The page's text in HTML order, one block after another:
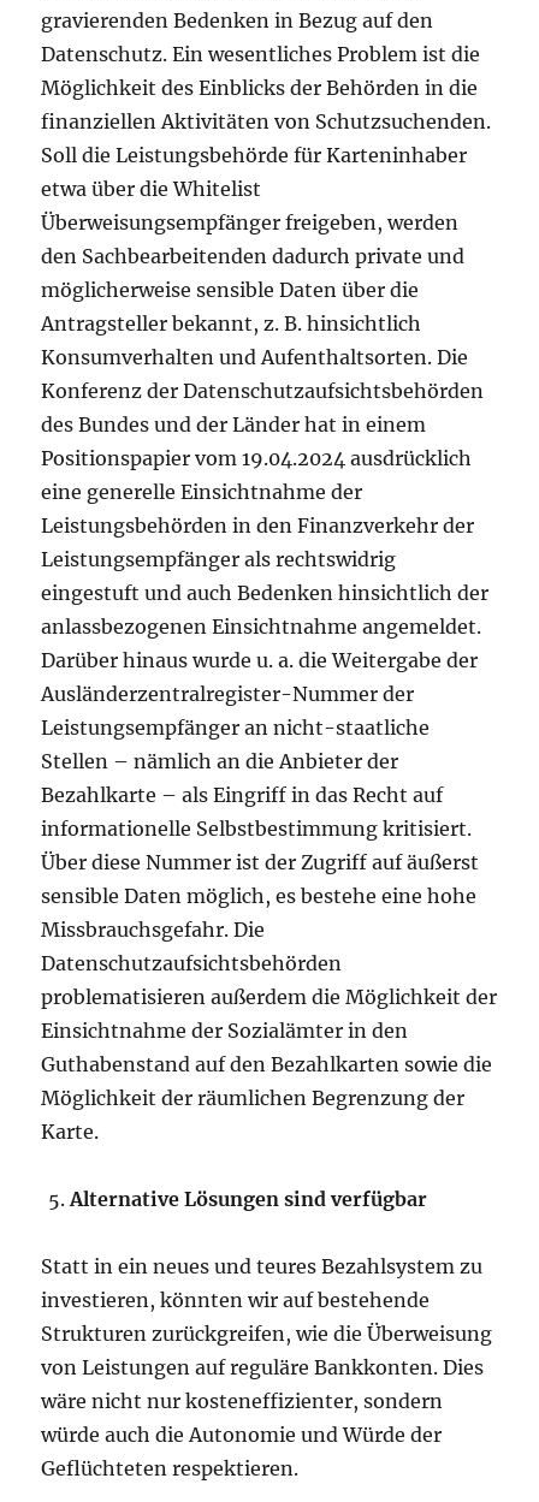
gravierenden Bedenken in Bezug auf den
Datenschutz. Ein wesentliches Problem ist die
Möglichkeit des Einblicks der Behörden in die
finanziellen Aktivitäten von Schutzsuchenden.
Soll die Leistungsbehörde für Karteninhaber
etwa über die Whitelist
Überweisungsempfänger freigeben, werden
den Sachbearbeitenden dadurch private und
möglicherweise sensible Daten über die
Antragsteller bekannt, z. B. hinsichtlich
Konsumverhalten und Aufenthaltsorten. Die
Konferenz der Datenschutzaufsichtsbehörden
des Bundes und der Länder hat in einem
Positionspapier vom 19.04.2024 ausdrücklich
eine generelle Einsichtnahme der
Leistungsbehörden in den Finanzverkehr der
Leistungsempfänger als rechtswidrig
eingestuft und auch Bedenken hinsichtlich der
anlassbezogenen Einsichtnahme angemeldet.
Darüber hinaus wurde u. a. die Weitergabe der
Ausländerzentralregister-Nummer der
Leistungsempfänger an nicht-staatliche
Stellen – nämlich an die Anbieter der
Bezahlkarte – als Eingriff in das Recht auf
informationelle Selbstbestimmung kritisiert.
Über diese Nummer ist der Zugriff auf äußerst
sensible Daten möglich, es bestehe eine hohe
Missbrauchsgefahr. Die
Datenschutzaufsichtsbehörden
problematisieren außerdem die Möglichkeit der
Einsichtnahme der Sozialämter in den
Guthabenstand auf den Bezahlkarten sowie die
Möglichkeit der räumlichen Begrenzung der
Karte.
Alternative Lösungen sind verfügbar
Statt in ein neues und teures Bezahlsystem zu
investieren, könnten wir auf bestehende
Strukturen zurückgreifen, wie die Überweisung
von Leistungen auf reguläre Bankkonten. Dies
wäre nicht nur kosteneffizienter, sondern
würde auch die Autonomie und Würde der
Geflüchteten respektieren.